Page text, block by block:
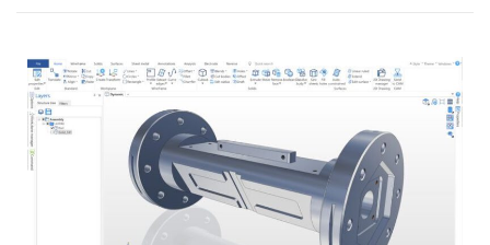
KONTAKT | SUPPORT